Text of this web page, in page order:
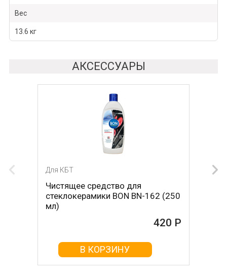
Вес
13.6 кг
АКСЕССУАРЫ
Для КБТ
Чистящее средство для
стеклокерамики BON BN-162 (250
мл)
420 Р
В КОРЗИНУ
Для КБТ
Скребок для ухода за
стеклокерамикой BON BN-603
В КОРЗИНУ